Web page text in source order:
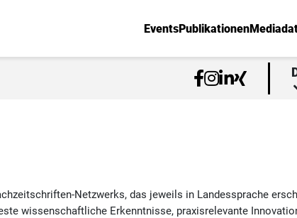
EventsPublikationen
Netzwerks, das jeweils in Landessprache
wissenschaftliche Erkenntnisse, praxisrelevante